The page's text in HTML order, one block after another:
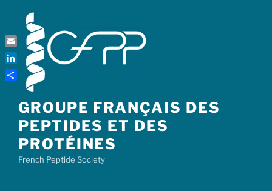
content
GROUPE FRANÇAIS DES
PEPTIDES ET DES
PROTÉINES
French Peptide Society
Email
LinkedIn
Share